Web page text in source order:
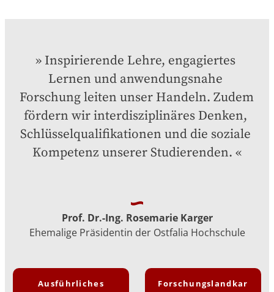
Inspirierende Lehre, engagiertes
Lernen und anwendungsnahe
Forschung leiten unser Handeln. Zudem
fördern wir interdisziplinäres Denken,
Schlüsselqualifikationen und die soziale
Kompetenz unserer Studierenden.
Prof. Dr.-Ing. Rosemarie Karger
Ehemalige Präsidentin der Ostfalia Hochschule
Ausführliches
Forschungslandkar